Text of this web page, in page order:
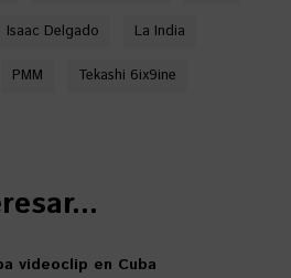
Isaac Delgado La India
PMM Tekashi 6ix9ine
videoclip en Cuba